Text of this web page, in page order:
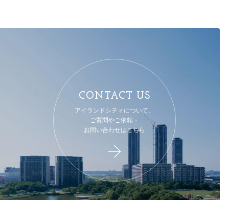
CONTACT US
アイランドシティについて、
ご質問やご依頼・
お問い合わせはこちら